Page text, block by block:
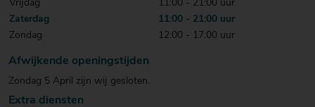
Over Mitra
Voordelen Mitra Member
Klantenservice
25
25
25
Vrijdag
11:00 - 21:00 uur
Zaterdag
11:00 - 21:00 uur
Zondag
12:00 - 17:00 uur
Afwijkende openingstijden
Zondag 5 April zijn wij gesloten.
Extra diensten